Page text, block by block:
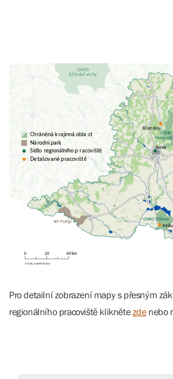
Pro detailní zobrazení mapy s přesným
regionálního pracoviště kliknětezdenebo